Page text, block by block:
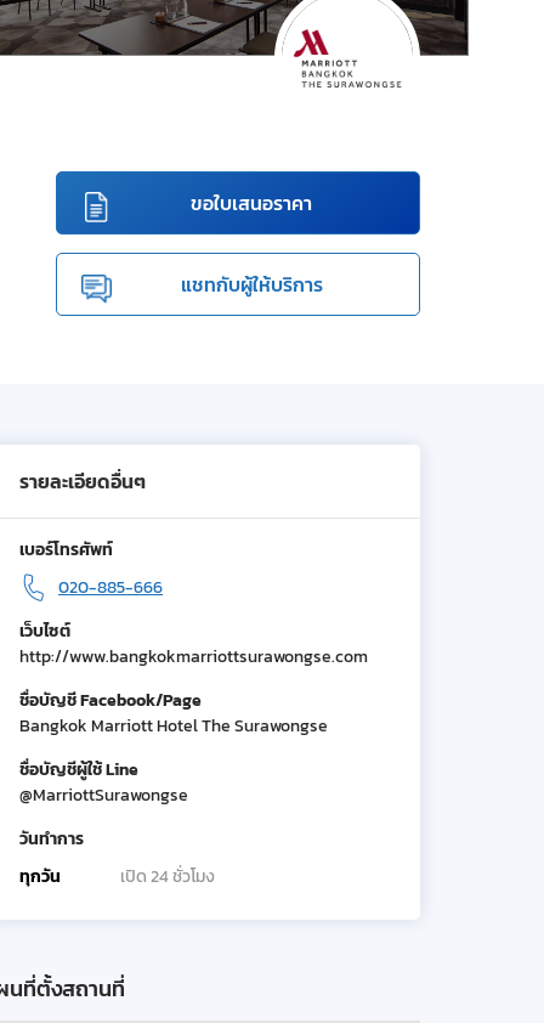
ขอใบเสนอราคา
แชทกับผู้ให้บริการ
รายละเอียดอื่นๆ
เบอร์โทรศัพท์
020-885-666
เว็บไซต์
http://www.bangkokmarriottsurawongse.com
ชื่อบัญชี Facebook/Page
Bangkok Marriott Hotel The Surawongse
ชื่อบัญชีผู้ใช้ Line
@MarriottSurawongse
วันทำการ
ทุกวัน
เปิด 24 ชั่วโมง
นที่ตั้งสถานที่